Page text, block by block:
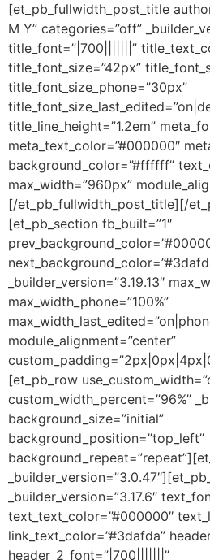
[et_pb_fullwidth_post_title
M Y” categories=”off”
title_font=”|700|||||||”
title_font_size=”42px”
title_font_size_phone=”30px”
title_line_height=”1.2em”
meta_text_color=”#000000″
background_color=”#ffffff”
max_width=”960px”
[/et_pb_fullwidth_post_title][/
[et_pb_section fb_built=”1″
_builder_version=”3.19.13″
max_width_phone=”100%”
module_alignment=”center”
[et_pb_row
custom_width_percent=”96%”
background_size=”initial”
background_position=”top_left”
_builder_version=”3.17.6″
text_text_color=”#000000″
link_text_color=”#3dafda”
header_2_font=”|700|||||||”